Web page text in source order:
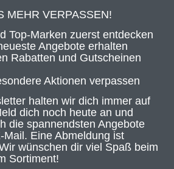
MEHR VERPASSEN!
Top-Marken zuerst entdecken
Angebote erhalten
Rabatten und Gutscheinen
Aktionen verpassen
halten wir dich immer auf
dich noch heute an und
die spannendsten Angebote
Eine Abmeldung ist
wünschen dir viel Spaß beim
Sortiment!